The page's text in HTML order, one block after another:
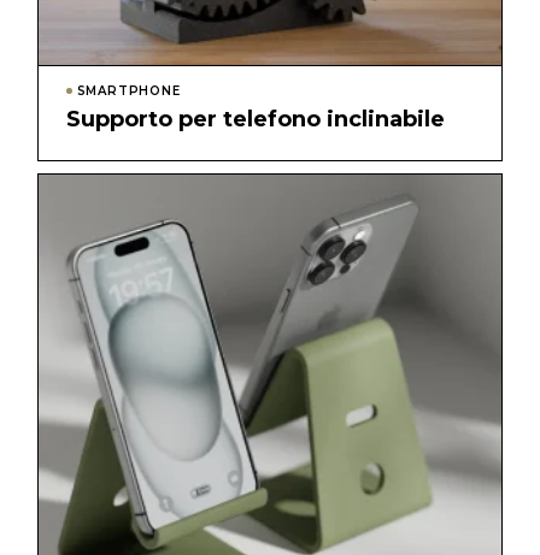
SMARTPHONE
Supporto per telefono inclinabile